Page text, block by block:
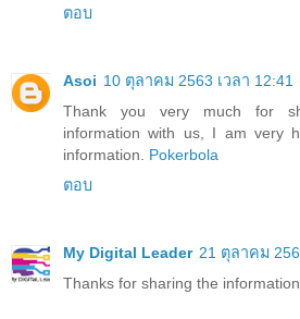
ตอบ
Asoi 10 ตุลาคม 2563 เวลา 12:41
Thank you very much for
information with us, I am very
information.
Pokerbola
ตอบ
My Digital Leader 21 ตุลาคม
Thanks for sharing the information.